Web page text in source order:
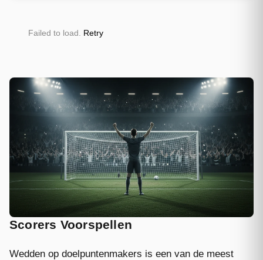
Failed to load. Retry
Scorers Voorspellen
Wedden op doelpuntenmakers is een van de meest